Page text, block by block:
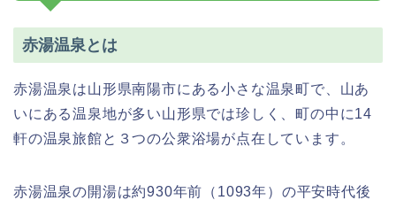
赤湯温泉とは
赤湯温泉は山形県南陽市にある小さな温泉町で、山あ
いにある温泉地が多い山形県では珍しく、町の中に14
軒の温泉旅館と３つの公衆浴場が点在しています。
赤湯温泉の開湯は約930年前（1093年）の平安時代後